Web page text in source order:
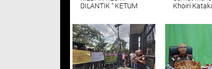
DILANTIK " KETUM
RIDWAN NAIBAHO
.SH UCAPKAN
SELAMAT DAN
SUCCES
Khoiri